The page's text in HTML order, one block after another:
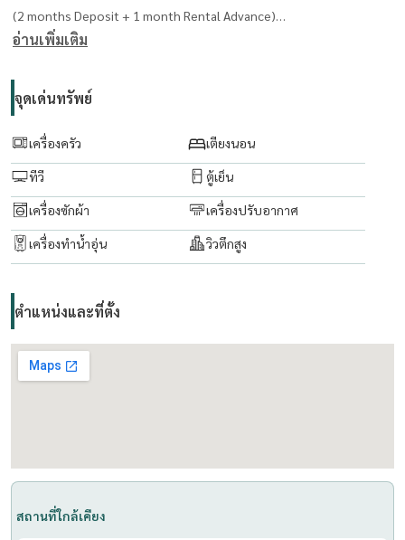
(2 months Deposit + 1 month Rental Advance)
Please contact me for more information and pictures.
Khun Toey เตย :
Line id/ Tel:0909653663
( line ID : @livingbkk ) please put " @ "
line :https://lin.ee/boiktJ6
Email:maturod1218@gmail.com
ที่ปรึกษาและบริการ ซื้อ-ขาย-เช่า อสังหาริมทรัพย์ ยินดีให้บริการค่ะ
อ่านเพิ่มเติม
จุดเด่นทรัพย์
เครื่องครัว เตียงนอน
ทีวี ตู้เย็น
เครื่องซักผ้า เครื่องปรับอากาศ
เครื่องทำน้ำอุ่น วิวตึกสูง
ตำแหน่งและที่ตั้ง
สถานที่ใกล้เคียง